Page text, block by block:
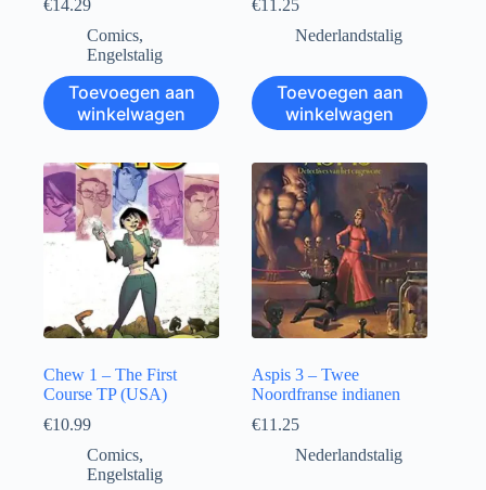
€14.29
Comics,
Engelstalig
Toevoegen aan
winkelwagen
€11.25
Nederlandstalig
Toevoegen aan
winkelwagen
Chew 1 – The First
Course TP (USA)
€10.99
Comics,
Engelstalig
Aspis 3 – Twee
Noordfranse indianen
€11.25
Nederlandstalig